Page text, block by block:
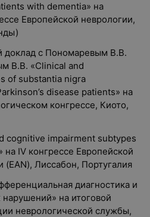
with dementia» на
Европейской неврологии,
доклад с Пономаревым В.В.
В.В. «Clinical and
of substantia nigra
disease patients» на
конгрессе, Киото,
cognitive impairment subtypes
на IV конгрессе Европейской
Лиссабон, Португалия
диагностика и
на итоговой
неврологической службы,